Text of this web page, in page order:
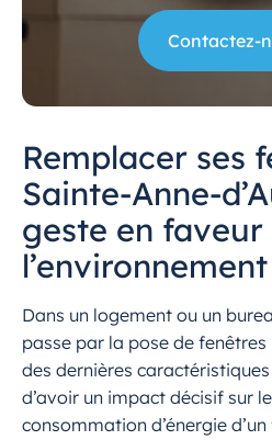
Contactez-
Remplacer ses
Sainte-Anne-
geste en faveur
l’environnement
Dans un logement ou un
passe par la pose de
des dernières
d’avoir un impact décisif sur
consommation d’énergie